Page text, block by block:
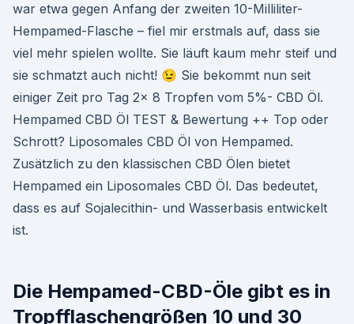
war etwa gegen Anfang der zweiten 10-Milliliter-
Hempamed-Flasche – fiel mir erstmals auf, dass sie
viel mehr spielen wollte. Sie läuft kaum mehr steif und
sie schmatzt auch nicht! 😉 Sie bekommt nun seit
einiger Zeit pro Tag 2x 8 Tropfen vom 5%- CBD Öl.
Hempamed CBD Öl TEST & Bewertung ++ Top oder
Schrott? Liposomales CBD Öl von Hempamed.
Zusätzlich zu den klassischen CBD Ölen bietet
Hempamed ein Liposomales CBD Öl. Das bedeutet,
dass es auf Sojalecithin- und Wasserbasis entwickelt
ist.
Die Hempamed-CBD-Öle gibt es in
Tropfflaschengrößen 10 und 30